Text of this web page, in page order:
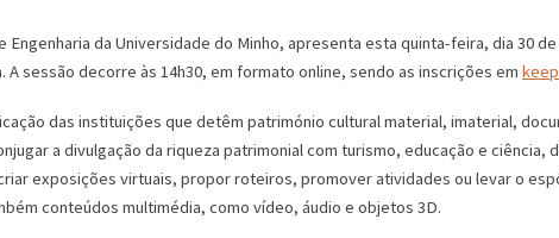
Engenharia da Universidade do Minho, apresenta esta quinta-feira, dia 30
sessão decorre às 14h30, em formato online, sendo as inscrições em
das instituições que detêm património cultural material, imaterial,
a divulgação da riqueza patrimonial com turismo, educação e
exposições virtuais, propor roteiros, promover atividades ou levar o
conteúdos multimédia, como vídeo, áudio e objetos 3D.